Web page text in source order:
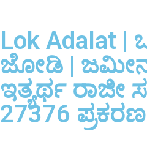
Lok Adalat |
ಜೋಡಿ |
ಇತ್ಯರ್ಥ ರಾಜೀ
27376